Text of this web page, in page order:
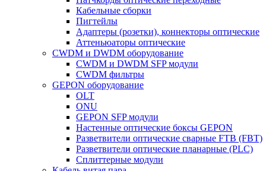
Кабельные сборки
Пигтейлы
Адаптеры (розетки), коннекторы оптические
Аттеньюаторы оптические
CWDM и DWDM оборудование
CWDM и DWDM SFP модули
CWDM фильтры
GEPON оборудование
OLT
ONU
GEPON SFP модули
Настенные оптические боксы GEPON
Разветвители оптические сварные FTB (FBT)
Разветвители оптические планарные (PLC)
Сплиттерные модули